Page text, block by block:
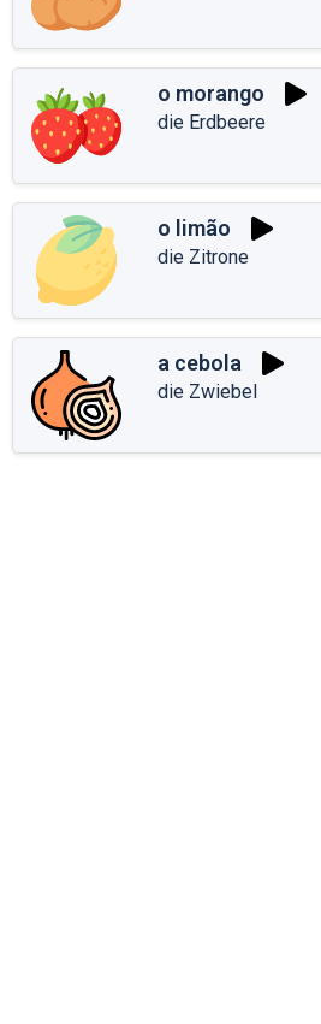
o morango
die Erdbeere
o limão
die Zitrone
a cebola
die Zwiebel